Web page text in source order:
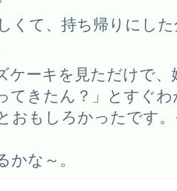
くて、持ち帰りにし
ケーキを見ただけで
てきたん？」とすぐ
おもしろかったです
かな～。